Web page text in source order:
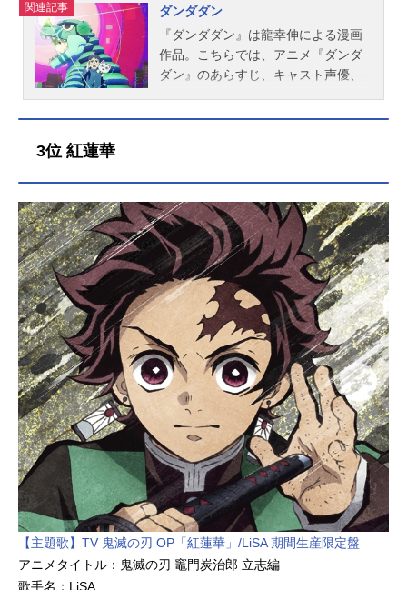
関連記事
ダンダダン
『ダンダダン』は龍幸伸による漫画
作品。こちらでは、アニメ『ダンダ
ダン』のあらすじ、キャスト声優、
3位 紅蓮華
【主題歌】TV 鬼滅の刃 OP「紅蓮華」/LiSA 期間生産限定盤
アニメタイトル：鬼滅の刃 竈門炭治郎 立志編
歌手名：LiSA